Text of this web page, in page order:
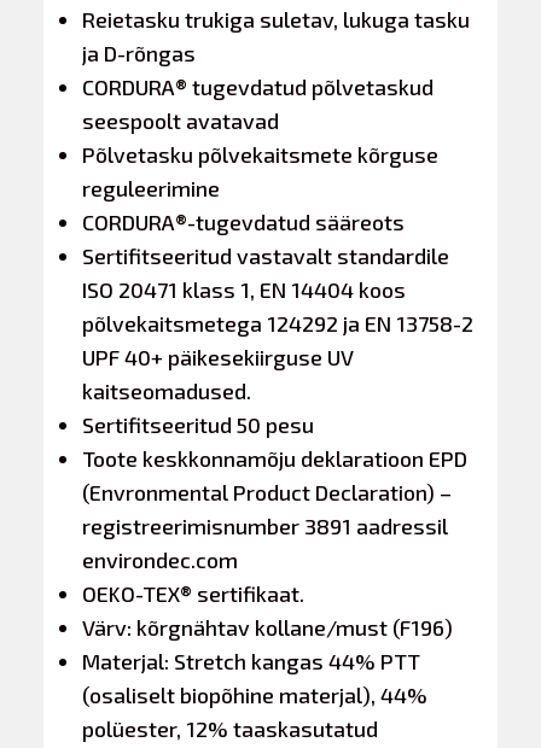
Reietasku trukiga suletav, lukuga tasku
ja D-rõngas
CORDURA® tugevdatud põlvetaskud
seespoolt avatavad
Põlvetasku põlvekaitsmete kõrguse
reguleerimine
CORDURA®-tugevdatud sääreots
Sertifitseeritud vastavalt standardile
ISO 20471 klass 1, EN 14404 koos
põlvekaitsmetega 124292 ja EN 13758-2
UPF 40+ päikesekiirguse UV
kaitseomadused.
Sertifitseeritud 50 pesu
Toote keskkonnamõju deklaratioon EPD
(Envronmental Product Declaration) –
registreerimisnumber 3891 aadressil
environdec.com
OEKO-TEX® sertifikaat.
Värv: kõrgnähtav kollane/must (F196)
Materjal: Stretch kangas 44% PTT
(osaliselt biopõhine materjal), 44%
polüester, 12% taaskasutatud